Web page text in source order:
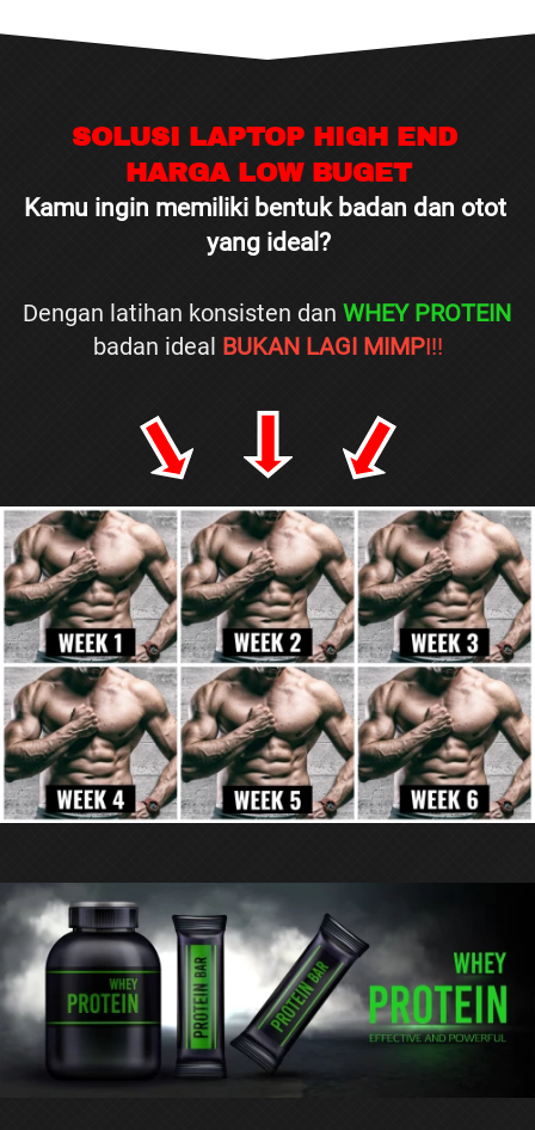
SOLUSI LAPTOP HIGH END
HARGA LOW BUGET
Kamu ingin memiliki bentuk badan dan otot
yang ideal?
Dengan latihan konsisten dan WHEY PROTEIN
badan ideal BUKAN LAGI MIMPI!!